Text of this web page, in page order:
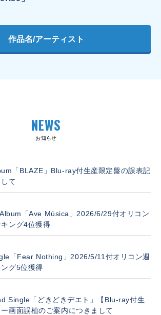
作品名/アーティスト
NEWS
お知らせ
「BLAZE」Blu-ray付生産限定盤の誤表記
て
「Ave Música」2026/6/29付オリコン
ング4位獲得
「Fear Nothing」2026/5/11付オリコン週
グ5位獲得
Single「どきどきデエト」【Blu-ray付生
画面誤植のご案内につきまして